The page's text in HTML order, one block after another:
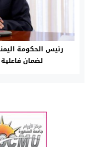
رئيس الحكومة
لضمان